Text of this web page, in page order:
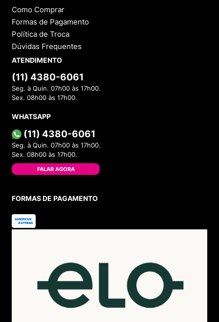
Como Comprar
Formas de Pagamento
Política de Troca
Dúvidas Frequentes
ATENDIMENTO
(11) 4380-6061
Seg. à Quin. 07h00 às 17h00.
Sex. 08h00 às 17h00.
WHATSAPP
(11) 4380-6061
Seg. à Quin. 07h00 às 17h00.
Sex. 08h00 às 17h00.
FALAR AGORA
FORMAS DE PAGAMENTO